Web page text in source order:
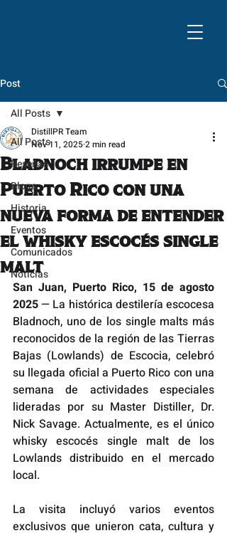
Post
All Posts
Reseñas
Blogs
Historia
Eventos
Comunicados
Noticias
All Posts
Bladnoch irrumpe en
Puerto Rico con una
nueva forma de entender
el whisky escocés single
malt
DistillPR Team
Nov 11, 20252 min read
San Juan, Puerto Rico, 15 de agosto
2025 — La histórica destilería escocesa
Bladnoch, uno de los single malts más
reconocidos de la región de las Tierras
Bajas (Lowlands) de Escocia, celebró
su llegada oficial a Puerto Rico con una
semana de actividades especiales
lideradas por su Master Distiller, Dr.
Nick Savage. Actualmente, es el único
whisky escocés single malt de los
Lowlands distribuido en el mercado
local.
La visita incluyó varios eventos
exclusivos que unieron cata, cultura y